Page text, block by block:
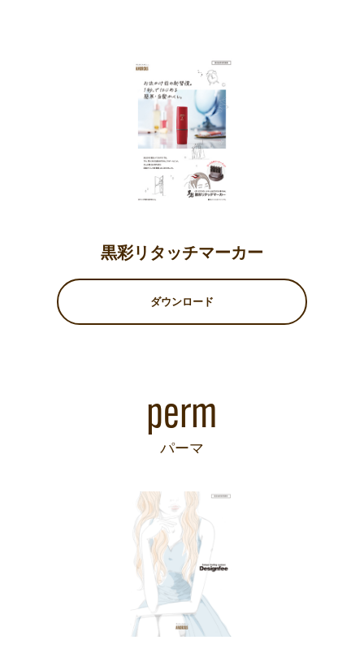
黒彩リタッチマーカー
ダウンロード
perm
パーマ